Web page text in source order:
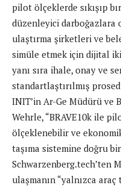
pilot ölçeklerde sıkışıp
düzenleyici darboğazlara
ulaştırma şirketleri ve
simüle etmek için dijital
yanı sıra ihale, onay ve
standartlaştırılmış
INIT’in Ar-Ge Müdürü ve
Wehrle, “BRAVE10k ile
ölçeklenebilir ve
taşıma sistemine doğru
Schwarzenberg.tech’ten
ulaşmanın “yalnızca